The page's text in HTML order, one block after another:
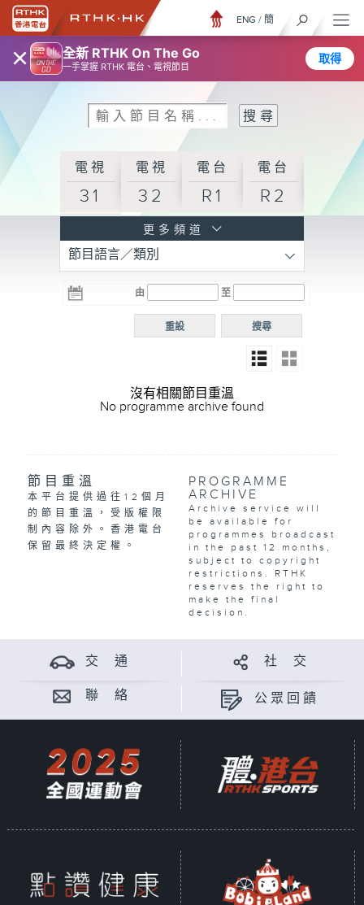
× 全新 RTHK On The Go
一手掌握 RTHK 電台、電視節目
取得
ENG / 簡
電視
31
電視
32
電台
R1
電台
R2
R3
電台 電台
R5
電台
普通
更多頻道
節目語言／類別
由 至
搜尋
重設
沒有相關節目重溫
No programme archive found
節目重溫
本平台提供過往12個月
的節目重溫，受版權限
制內容除外。香港電台
保留最終決定權。
PROGRAMME
ARCHIVE
Archive service will
be available for
programmes broadcast
in the past 12 months,
subject to copyright
restrictions. RTHK
reserves the right to
make the final
decision.
交 通 社 交
聯 絡 公眾回饋